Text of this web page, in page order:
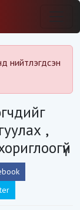
нийтлэгдсэн
,